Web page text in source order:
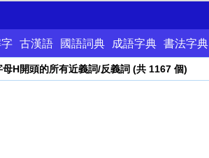
古漢語 國語詞典 成語字典 書法字典
母H開頭的所有近義詞/反義詞 (共 1167 個)